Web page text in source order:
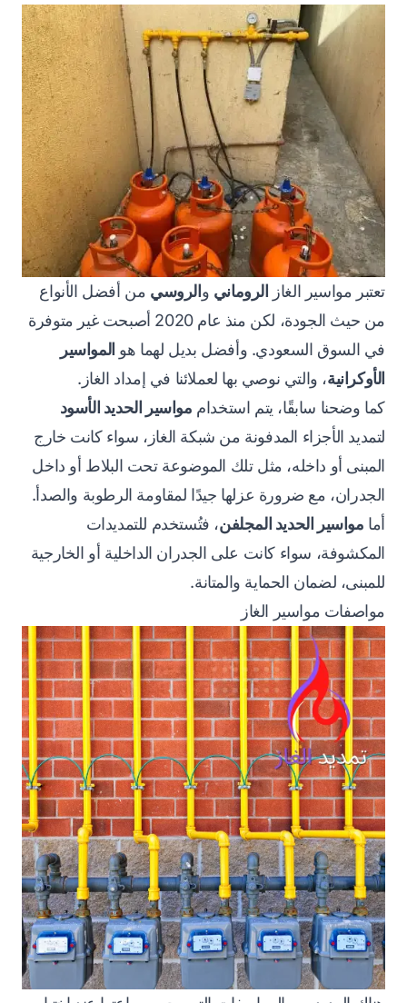
تعتبر مواسير الغاز الروماني و الروسي من أفضل الأنواع
من حيث الجودة، لكن منذ عام 2020 أصبحت غير متوفرة
في السوق السعودي. وأفضل بديل لهما هو المواسير
الأوكرانية، والتي نوصي بها لعملائنا في إمداد الغاز.
كما وضحنا سابقًا، يتم استخدام مواسير الحديد الأسود
لتمديد الأجزاء المدفونة من شبكة الغاز، سواء كانت خارج
المبنى أو داخله، مثل تلك الموضوعة تحت البلاط أو داخل
الجدران، مع ضرورة عزلها جيدًا لمقاومة الرطوبة والصدأ.
أما مواسير الحديد المجلفن، فتُستخدم للتمديدات
المكشوفة، سواء كانت على الجدران الداخلية أو الخارجية
للمبنى، لضمان الحماية والمتانة.
مواصفات مواسير الغاز